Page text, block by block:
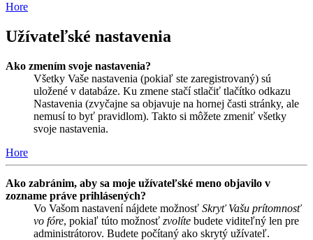
Hore
Užívateľské nastavenia
Ako zmením svoje nastavenia?
Všetky Vaše nastavenia (pokiaľ ste zaregistrovaný) sú
uložené v databáze. Ku zmene stačí stlačiť tlačítko odkazu
Nastavenia (zvyčajne sa objavuje na hornej časti stránky, ale
nemusí to byť pravidlom). Takto si môžete zmeniť všetky
svoje nastavenia.
Hore
Ako zabránim, aby sa moje užívateľské meno objavilo v
zozname práve prihlásených?
Vo Vašom nastavení nájdete možnosť Skryť Vašu prítomnosť
vo fóre, pokiaľ túto možnosť zvolíte budete viditeľný len pre
administrátorov. Budete počítaný ako skrytý užívateľ.